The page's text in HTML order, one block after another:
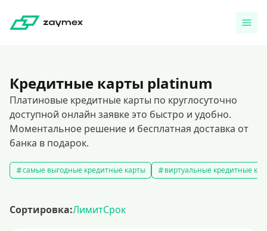
Кредитные карты platinum
Платиновые кредитные карты по круглосуточно
доступной онлайн заявке это быстро и удобно.
Моментальное решение и бесплатная доставка от
банка в подарок.
самые выгодные кредитные карты виртуальные кредитные
Сортировка:ЛимитСрок